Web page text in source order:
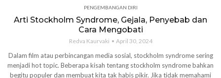
PENGEMBANGAN DIRI
Arti Stockholm Syndrome, Gejala, Penyebab dan
Cara Mengobati
Redva Kaurvaki April 30, 2024
Dalam film atau perbincangan media sosial, stockholm syndrome sering
menjadi hot topic. Beberapa kisah tentang stockholm syndrome bahkan
begitu populer dan membuat kita tak habis pikir. Jika tidak memahami